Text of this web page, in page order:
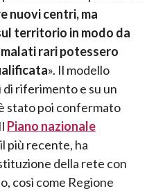
nuovi centri, ma
territorio in modo da
rari potessero
». Il modello
riferimento e su un
stato poi confermato
Piano nazionale
più recente, ha
della rete con
così come Regione